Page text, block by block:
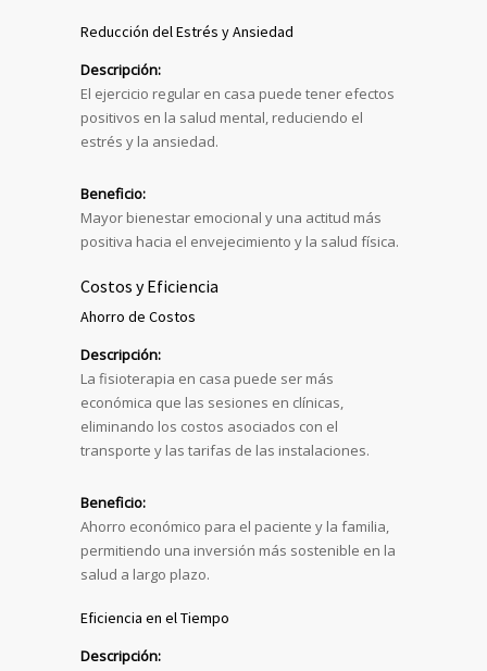
Reducción del Estrés y Ansiedad
Descripción:
El ejercicio regular en casa puede tener efectos
positivos en la salud mental, reduciendo el
estrés y la ansiedad.
Beneficio:
Mayor bienestar emocional y una actitud más
positiva hacia el envejecimiento y la salud física.
Costos y Eficiencia
Ahorro de Costos
Descripción:
La fisioterapia en casa puede ser más
económica que las sesiones en clínicas,
eliminando los costos asociados con el
transporte y las tarifas de las instalaciones.
Beneficio:
Ahorro económico para el paciente y la familia,
permitiendo una inversión más sostenible en la
salud a largo plazo.
Eficiencia en el Tiempo
Descripción: